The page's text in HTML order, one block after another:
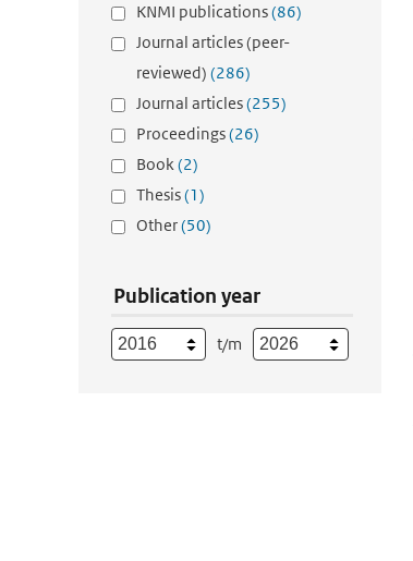
KNMI publications(86)
Journal articles (peer-
reviewed) (286)
Journal articles(255)
Proceedings(26)
Book(2)
Thesis(1)
Other(50)
Publication year
t/m